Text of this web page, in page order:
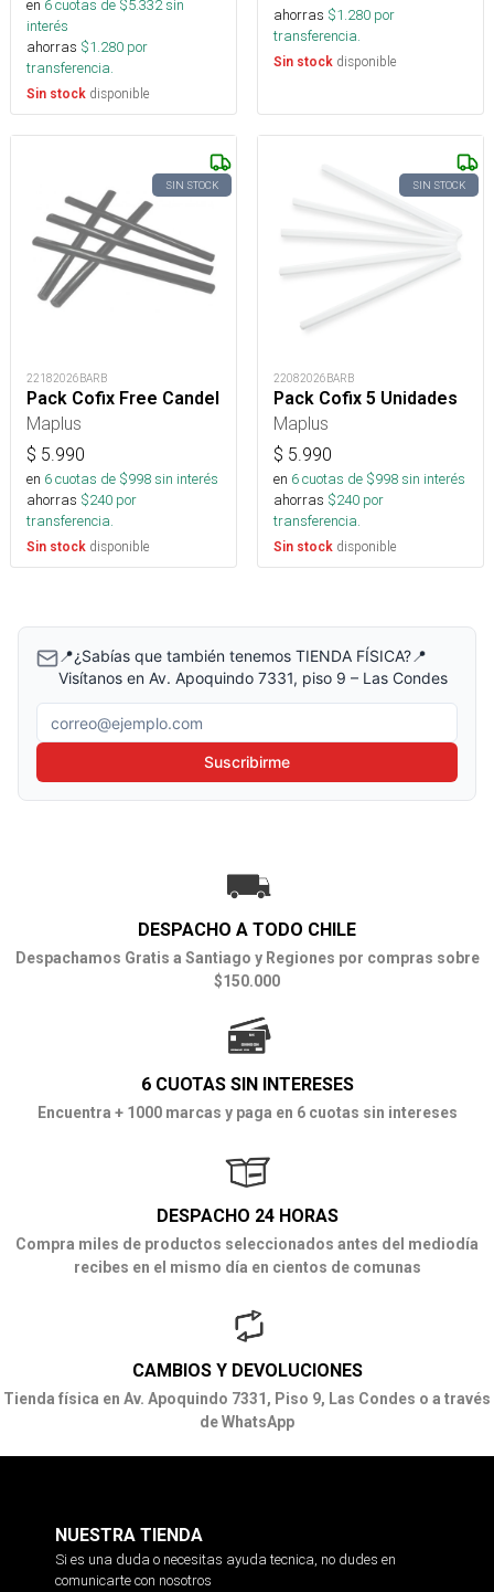
en 6cuotas de $5.332sin
interés
ahorras $1.280 por
transferencia.
Sin stock disponible
ahorras $1.280 por
transferencia.
Sin stock disponible
SIN STOCK
22182026BARB
Pack Cofix Free Candel
Maplus
$ 5.990
en 6cuotas de $998sin interés
ahorras $240 por
transferencia.
Sin stock disponible
SIN STOCK
22082026BARB
Pack Cofix 5 Unidades
Maplus
$ 5.990
en 6cuotas de $998sin interés
ahorras $240 por
transferencia.
Sin stock disponible
📍¿Sabías que también tenemos TIENDA FÍSICA?📍
Visítanos en Av. Apoquindo 7331, piso 9 – Las Condes
Correo electrónico
Suscribirme
DESPACHO A TODO CHILE
Despachamos Gratis a Santiago y Regiones por compras sobre
$150.000
6 CUOTAS SIN INTERESES
Encuentra + 1000 marcas y paga en 6 cuotas sin intereses
DESPACHO 24 HORAS
Compra miles de productos seleccionados antes del mediodía
recibes en el mismo día en cientos de comunas
CAMBIOS Y DEVOLUCIONES
Tienda física en Av. Apoquindo 7331, Piso 9, Las Condes o a través
de WhatsApp
NUESTRA TIENDA
Si es una duda o necesitas ayuda tecnica, no dudes en
comunicarte con nosotros